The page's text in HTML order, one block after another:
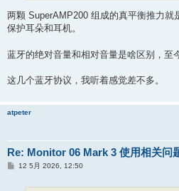
两颗 SuperAMP200 组成的真平衡推力就
保护耳朵和耳机。
蓝牙的绝对音量和相对音量是啥区别，至
这几个蓝牙协议，我听着感觉差不多。
atpeter
Re: Monitor 06 Mark 3 使用相关问
帖12 5月 2026, 12:50